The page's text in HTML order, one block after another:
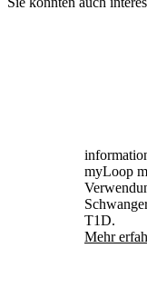
myLoop
T1D.
Mehr